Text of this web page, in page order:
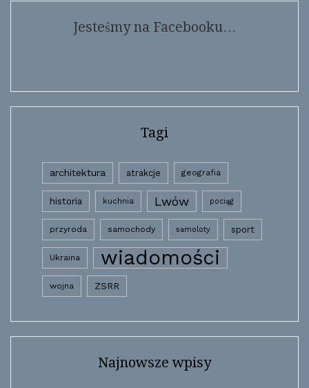
Jesteśmy na Facebooku…
Tagi
architektura atrakcje geografia
historia kuchnia Lwów pociąg
przyroda samochody samoloty sport
Ukraina wiadomości
wojna ZSRR
Najnowsze wpisy